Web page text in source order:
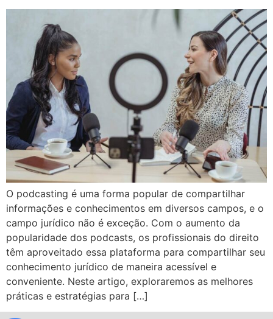
O podcasting é uma forma popular de compartilhar
informações e conhecimentos em diversos campos, e o
campo jurídico não é exceção. Com o aumento da
popularidade dos podcasts, os profissionais do direito
têm aproveitado essa plataforma para compartilhar seu
conhecimento jurídico de maneira acessível e
conveniente. Neste artigo, exploraremos as melhores
práticas e estratégias para […]